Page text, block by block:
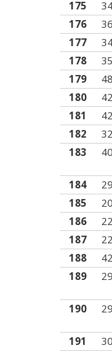
175
176
177
178
179
180
181
182
183
184
185
186
187
188
189
190
191